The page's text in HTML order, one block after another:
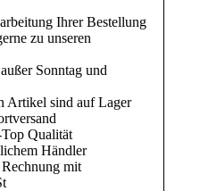
Ihrer Bestellung
zu unseren
Sonntag und
Artikel sind auf Lager
Qualität
Händler
mit